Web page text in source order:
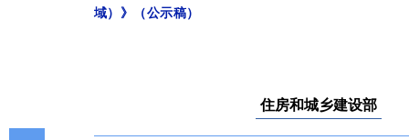
域）》（公示稿）
住房和城乡建设部